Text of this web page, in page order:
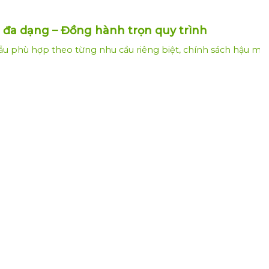
đa dạng – Đồng hành trọn quy trình
phù hợp theo từng nhu cầu riêng biệt, chính sách hậu mãi